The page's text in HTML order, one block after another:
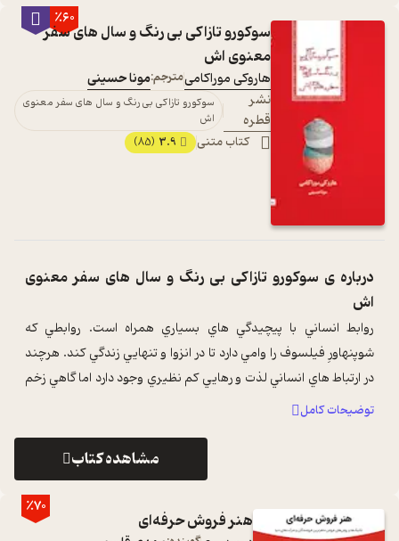
٪60
سوکورو تازاکی بی رنگ و سال های سفر
معنوی اش
هاروکی موراکامیمترجم:مونا حسینی
نشر
قطره
سوکورو تازاکی بی رنگ و سال های سفر معنوی
اش
کتاب متنی 3.9
(85)
درباره ی سوکورو تازاکی بی رنگ و سال های سفر معنوی
اش
روابط انساني با پيچيدگي هاي بسياري همراه است. روابطي که
شوپنهاورِ فيلسوف را وامي دارد تا در انزوا و تنهايي زندگي کند. هرچند
در ارتباط هاي انساني لذت و رهايي کم نظيري وجود دارد اما گاهي زخم
هاي ماندگ ... ...توضیحات کامل
مشاهده کتاب
٪70
هنر فروش حرفه‌ای